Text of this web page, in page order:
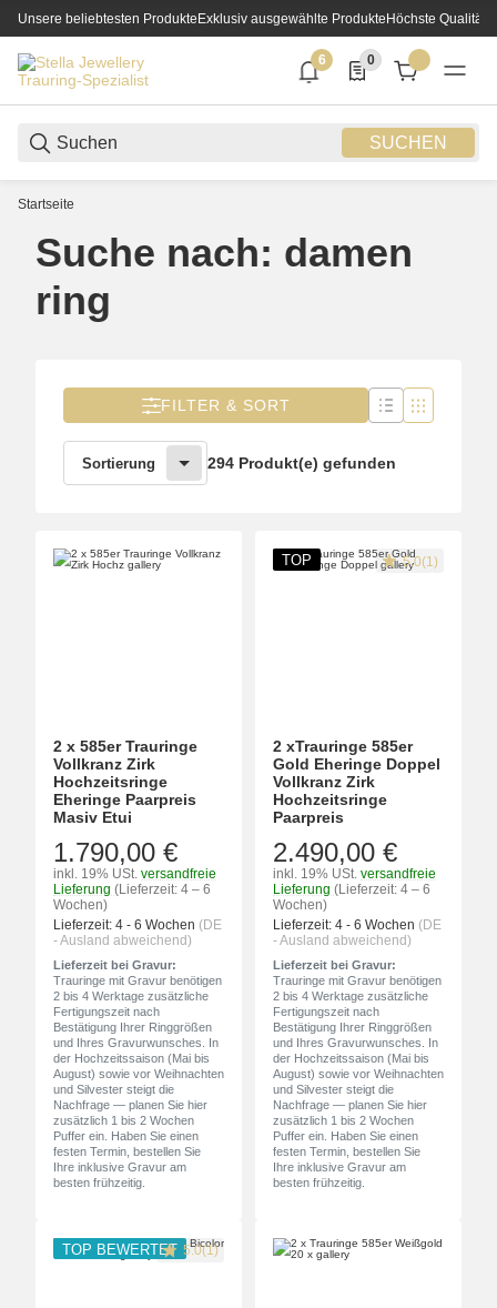
Unsere beliebtesten ProdukteExklusiv ausgewählte ProdukteHöchste Qualität
SUCHEN
6
6 neue Notifizierungen
0
0 Produkte in der
Startseite
Suche nach: damen
ring
FILTER & SORT
Sortierung 294 Produkt(e) gefunden
2 x 585er Trauringe
Vollkranz Zirk
Hochzeitsringe
Eheringe Paarpreis
Masiv Etui
1.790,00 €
inkl. 19% USt. versandfreie
Lieferung (Lieferzeit: 4 – 6
Wochen)
Lieferzeit: 4 - 6 Wochen (DE
- Ausland abweichend)
Lieferzeit bei Gravur:
Trauringe mit Gravur benötigen
2 bis 4 Werktage zusätzliche
Fertigungszeit nach
Bestätigung Ihrer Ringgrößen
und Ihres Gravurwunsches. In
der Hochzeitssaison (Mai bis
August) sowie vor Weihnachten
und Silvester steigt die
Nachfrage — planen Sie hier
zusätzlich 1 bis 2 Wochen
Puffer ein. Haben Sie einen
festen Termin, bestellen Sie
Ihre inklusive Gravur am
besten frühzeitig.
TOP 5.0(1)
2 xTrauringe 585er
Gold Eheringe Doppel
Vollkranz Zirk
Hochzeitsringe
Paarpreis
2.490,00 €
inkl. 19% USt. versandfreie
Lieferung (Lieferzeit: 4 – 6
Wochen)
Lieferzeit: 4 - 6 Wochen (DE
- Ausland abweichend)
Lieferzeit bei Gravur:
Trauringe mit Gravur benötigen
2 bis 4 Werktage zusätzliche
Fertigungszeit nach
Bestätigung Ihrer Ringgrößen
und Ihres Gravurwunsches. In
der Hochzeitssaison (Mai bis
August) sowie vor Weihnachten
und Silvester steigt die
Nachfrage — planen Sie hier
zusätzlich 1 bis 2 Wochen
Puffer ein. Haben Sie einen
festen Termin, bestellen Sie
Ihre inklusive Gravur am
besten frühzeitig.
TOP BEWERTET 5.0(1)